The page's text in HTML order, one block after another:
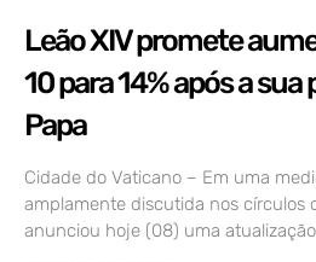
Leão XIV promete
10 para 14% após a
Papa
Cidade do Vaticano – Em uma
amplamente discutida nos círculos
anunciou hoje (08) uma